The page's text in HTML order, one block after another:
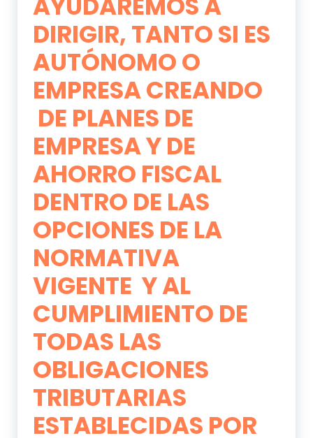
DIRIGIR, TANTO SI ES
AUTÓNOMO O
EMPRESA CREANDO
DE PLANES DE
EMPRESA Y DE
AHORRO FISCAL
DENTRO DE LAS
OPCIONES DE LA
NORMATIVA
VIGENTE Y AL
CUMPLIMIENTO DE
TODAS LAS
OBLIGACIONES
TRIBUTARIAS
ESTABLECIDAS POR